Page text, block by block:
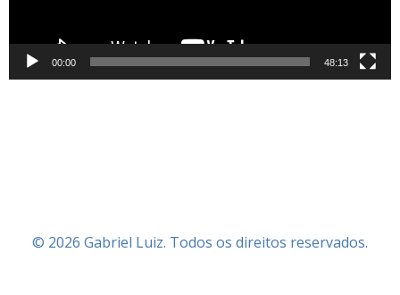
00:00 48:13
© 2026 Gabriel Luiz. Todos os direitos reservados.